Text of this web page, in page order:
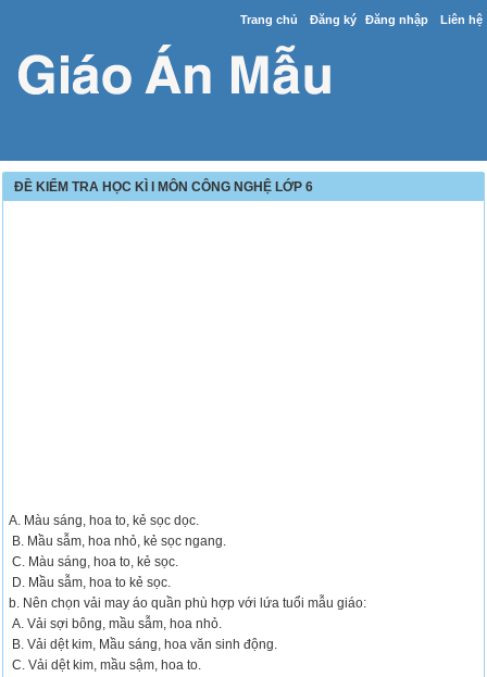
Trang chủ Đăng ký Đăng nhập Liên hệ
ĐỀ KIỂM TRA HỌC KÌ I MÔN CÔNG NGHỆ LỚP 6
A. Màu sáng, hoa to, kẻ sọc dọc.
B. Mầu sẫm, hoa nhỏ, kẻ sọc ngang.
C. Màu sáng, hoa to, kẻ sọc.
D. Mầu sẫm, hoa to kẻ sọc.
b. Nên chọn vải may áo quần phù hợp với lứa tuổi mẫu giáo:
A. Vải sợi bông, mầu sẫm, hoa nhỏ.
B. Vải dệt kim, Mầu sáng, hoa văn sinh động.
C. Vải dệt kim, mầu sậm, hoa to.